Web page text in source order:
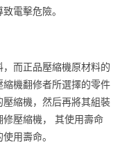
電擊危險。
而正品壓縮機原材料的
機翻修者所選擇的零件
縮機，然后再將其組裝
壓縮機， 其使用壽命
用壽命。